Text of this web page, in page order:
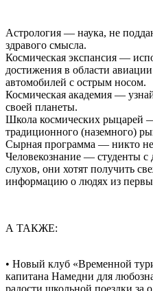
Астрология — наука, не
здравого смысла.
Космическая экспансия —
достижения в области
автомобилей с острым носом.
Космическая академия —
своей планеты.
Школа космических рыцарей
традиционного (наземного)
Сырная программа — никто не
Человекознание — студенты с
слухов, они хотят получить
информацию о людях из
А ТАКЖЕ:
• Новый клуб «Временной
капитана Намедни для
радости школьной поездки за